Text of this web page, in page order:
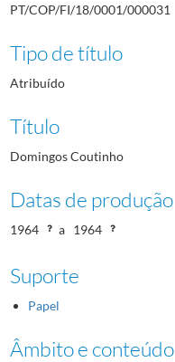
PT/COP/FI/18/0001/000031
Tipo de título
Atribuído
Título
Domingos Coutinho
Datas de produção
1964 a 1964
Suporte
Papel
Âmbito e conteúdo